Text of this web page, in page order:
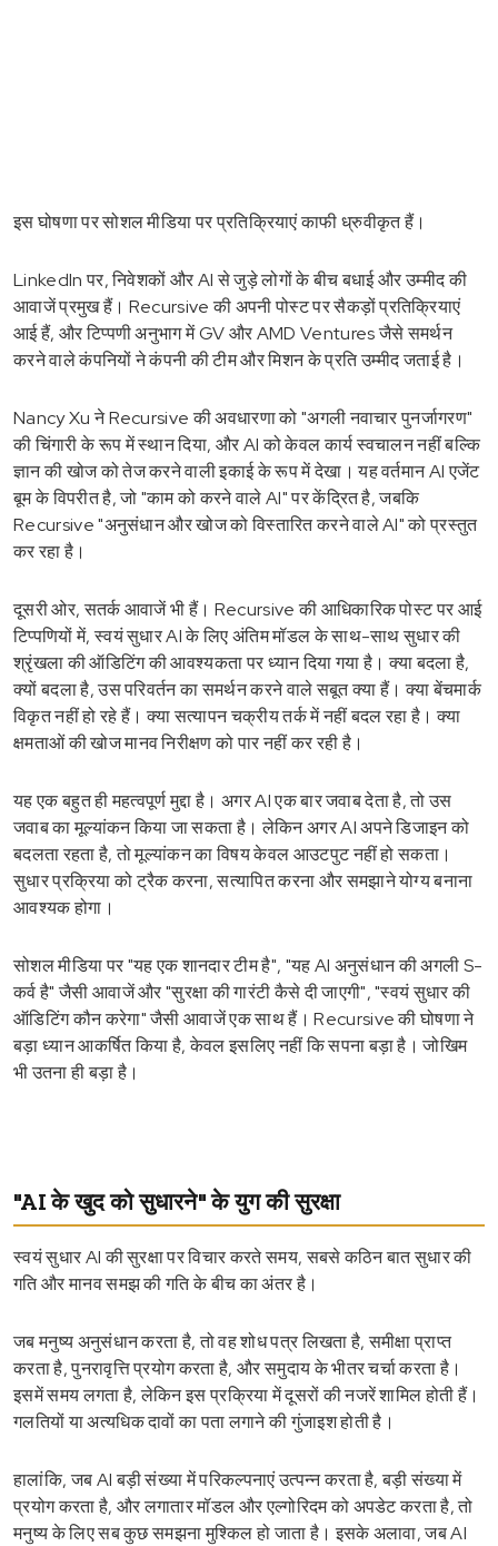
इस घोषणा पर सोशल मीडिया पर प्रतिक्रियाएं काफी ध्रुवीकृत हैं।
LinkedIn पर, निवेशकों और AI से जुड़े लोगों के बीच बधाई और उम्मीद की
आवाजें प्रमुख हैं। Recursive की अपनी पोस्ट पर सैकड़ों प्रतिक्रियाएं
आई हैं, और टिप्पणी अनुभाग में GV और AMD Ventures जैसे समर्थन
करने वाले कंपनियों ने कंपनी की टीम और मिशन के प्रति उम्मीद जताई है।
Nancy Xu ने Recursive की अवधारणा को "अगली नवाचार पुनर्जागरण"
की चिंगारी के रूप में स्थान दिया, और AI को केवल कार्य स्वचालन नहीं बल्कि
ज्ञान की खोज को तेज करने वाली इकाई के रूप में देखा। यह वर्तमान AI एजेंट
बूम के विपरीत है, जो "काम को करने वाले AI" पर केंद्रित है, जबकि
Recursive "अनुसंधान और खोज को विस्तारित करने वाले AI" को प्रस्तुत
कर रहा है।
दूसरी ओर, सतर्क आवाजें भी हैं। Recursive की आधिकारिक पोस्ट पर आई
टिप्पणियों में, स्वयं सुधार AI के लिए अंतिम मॉडल के साथ-साथ सुधार की
श्रृंखला की ऑडिटिंग की आवश्यकता पर ध्यान दिया गया है। क्या बदला है,
क्यों बदला है, उस परिवर्तन का समर्थन करने वाले सबूत क्या हैं। क्या बेंचमार्क
विकृत नहीं हो रहे हैं। क्या सत्यापन चक्रीय तर्क में नहीं बदल रहा है। क्या
क्षमताओं की खोज मानव निरीक्षण को पार नहीं कर रही है।
यह एक बहुत ही महत्वपूर्ण मुद्दा है। अगर AI एक बार जवाब देता है, तो उस
जवाब का मूल्यांकन किया जा सकता है। लेकिन अगर AI अपने डिजाइन को
बदलता रहता है, तो मूल्यांकन का विषय केवल आउटपुट नहीं हो सकता।
सुधार प्रक्रिया को ट्रैक करना, सत्यापित करना और समझाने योग्य बनाना
आवश्यक होगा।
सोशल मीडिया पर "यह एक शानदार टीम है", "यह AI अनुसंधान की अगली S-
कर्व है" जैसी आवाजें और "सुरक्षा की गारंटी कैसे दी जाएगी", "स्वयं सुधार की
ऑडिटिंग कौन करेगा" जैसी आवाजें एक साथ हैं। Recursive की घोषणा ने
बड़ा ध्यान आकर्षित किया है, केवल इसलिए नहीं कि सपना बड़ा है। जोखिम
भी उतना ही बड़ा है।
"AI के खुद को सुधारने" के युग की सुरक्षा
स्वयं सुधार AI की सुरक्षा पर विचार करते समय, सबसे कठिन बात सुधार की
गति और मानव समझ की गति के बीच का अंतर है।
जब मनुष्य अनुसंधान करता है, तो वह शोध पत्र लिखता है, समीक्षा प्राप्त
करता है, पुनरावृत्ति प्रयोग करता है, और समुदाय के भीतर चर्चा करता है।
इसमें समय लगता है, लेकिन इस प्रक्रिया में दूसरों की नजरें शामिल होती हैं।
गलतियों या अत्यधिक दावों का पता लगाने की गुंजाइश होती है।
हालांकि, जब AI बड़ी संख्या में परिकल्पनाएं उत्पन्न करता है, बड़ी संख्या में
प्रयोग करता है, और लगातार मॉडल और एल्गोरिदम को अपडेट करता है, तो
मनुष्य के लिए सब कुछ समझना मुश्किल हो जाता है। इसके अलावा, जब AI